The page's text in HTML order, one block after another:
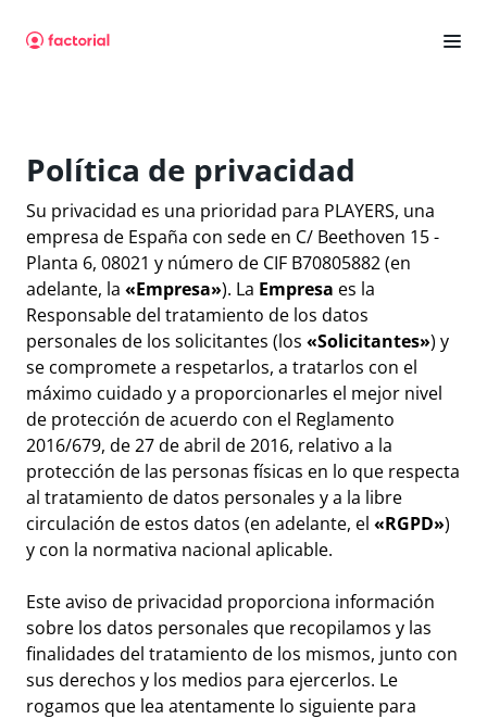
Política de privacidad
Su privacidad es una prioridad para PLAYERS, una
empresa de España con sede en C/ Beethoven 15 -
Planta 6, 08021 y número de CIF B70805882 (en
adelante, la «Empresa»). La Empresa es la
Responsable del tratamiento de los datos
personales de los solicitantes (los «Solicitantes») y
se compromete a respetarlos, a tratarlos con el
máximo cuidado y a proporcionarles el mejor nivel
de protección de acuerdo con el Reglamento
2016/679, de 27 de abril de 2016, relativo a la
protección de las personas físicas en lo que respecta
al tratamiento de datos personales y a la libre
circulación de estos datos (en adelante, el «RGPD»)
y con la normativa nacional aplicable.
Este aviso de privacidad proporciona información
sobre los datos personales que recopilamos y las
finalidades del tratamiento de los mismos, junto con
sus derechos y los medios para ejercerlos. Le
rogamos que lea atentamente lo siguiente para